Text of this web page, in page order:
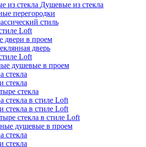
Душевые из стекла
перегородки
стиль
Loft
двери в проем
дверь
Loft
душевые в проем
стекла
стекла
стекла
стекла в стиле Loft
стекла в стиле Loft
стекла в стиле Loft
душевые в проем
стекла
стекла